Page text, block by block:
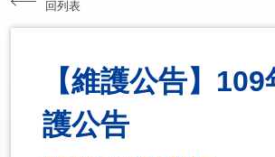
回列表
【維護公告】
護公告